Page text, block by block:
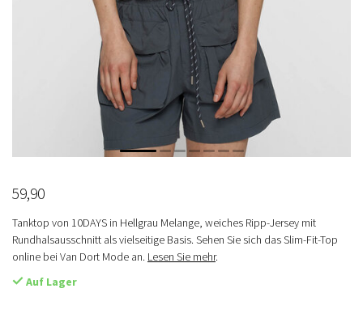
59,90
Tanktop von 10DAYS in Hellgrau Melange, weiches Ripp-Jersey mit
Rundhalsausschnitt als vielseitige Basis. Sehen Sie sich das Slim-Fit-Top
online bei Van Dort Mode an. Lesen Sie mehr.
Auf Lager